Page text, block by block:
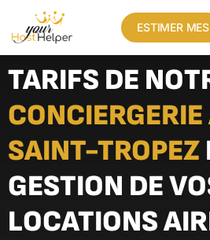
ESTIMER
TARIFS DE
SAINT-TROPEZ
GESTION DE
LOCATIONS